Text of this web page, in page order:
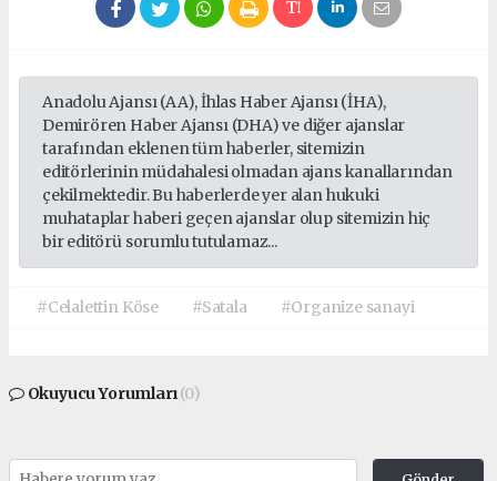
Anadolu Ajansı (AA), İhlas Haber Ajansı (İHA),
Demirören Haber Ajansı (DHA) ve diğer ajanslar
tarafından eklenen tüm haberler, sitemizin
editörlerinin müdahalesi olmadan ajans kanallarından
çekilmektedir. Bu haberlerde yer alan hukuki
muhataplar haberi geçen ajanslar olup sitemizin hiç
bir editörü sorumlu tutulamaz...
#Celalettin Köse #Satala #Organize sanayi
Okuyucu Yorumları(0)